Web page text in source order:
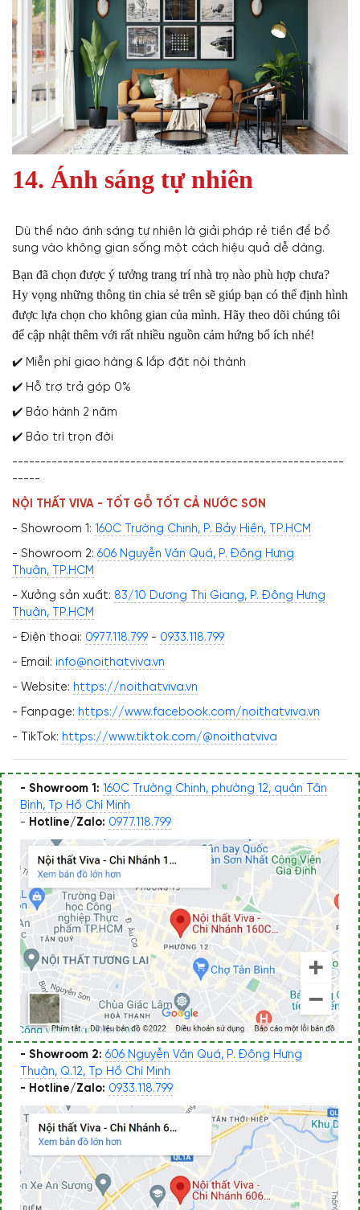
14. Ánh sáng tự nhiên
Dù thế nào ánh sáng tự nhiên là giải pháp rẻ tiền để bổ
sung vào không gian sống một cách hiệu quả dễ dàng.
Bạn đã chọn được ý tưởng trang trí nhà trọ nào phù hợp chưa?
Hy vọng những thông tin chia sẻ trên sẽ giúp bạn có thể định hình
được lựa chọn cho không gian của mình. Hãy theo dõi chúng tôi
để cập nhật thêm với rất nhiều nguồn cảm hứng bổ ích nhé!
✔️ Miễn phí giao hàng & lắp đặt nội thành
✔️ Hỗ trợ trả góp 0%
✔️ Bảo hành 2 năm
✔️ Bảo trì trọn đời
-----------------------------------------------------------
-----
NỘI THẤT VIVA - TỐT GỖ TỐT CẢ NƯỚC SƠN
- Showroom 1: 160C Trường Chinh, P. Bảy Hiền, TP.HCM
- Showroom 2: 606 Nguyễn Văn Quá, P. Đông Hưng
Thuận, TP.HCM
- Xưởng sản xuất: 83/10 Dương Thị Giang, P. Đông Hưng
Thuận, TP.HCM
- Điện thoại: 0977.118.799 - 0933.118.799
- Email: info@noithatviva.vn
- Website: https://noithatviva.vn
- Fanpage: https://www.facebook.com/noithatviva.vn
- TikTok: https://www.tiktok.com/@noithatviva
- Showroom 1: 160C Trường Chinh, phường 12, quận Tân
Bình, Tp Hồ Chí Minh
- Hotline/Zalo: 0977.118.799
- Showroom 2: 606 Nguyễn Văn Quá, P. Đông Hưng
Thuận, Q.12, Tp Hồ Chí Minh
- Hotline/Zalo: 0933.118.799